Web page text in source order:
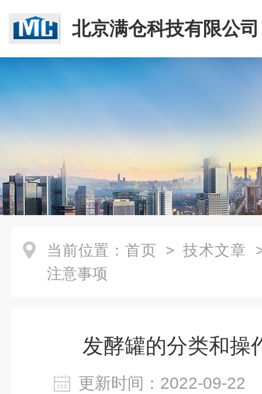
北京满仓科技有限公司
当前位置： 首页 > 技术文章
注意事项
发酵罐的分类和操
更新时间：2022-09-